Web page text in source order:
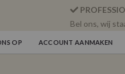
Bel ons, wij
OP ACCOUNT AANMAKEN